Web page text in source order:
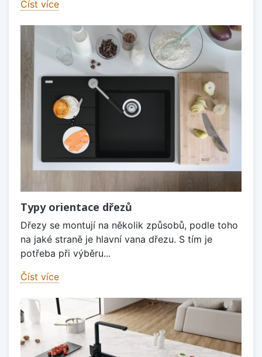
Číst více
Typy orientace dřezů
Dřezy se montují na několik způsobů, podle toho
na jaké straně je hlavní vana dřezu. S tím je
potřeba při výběru...
Číst více